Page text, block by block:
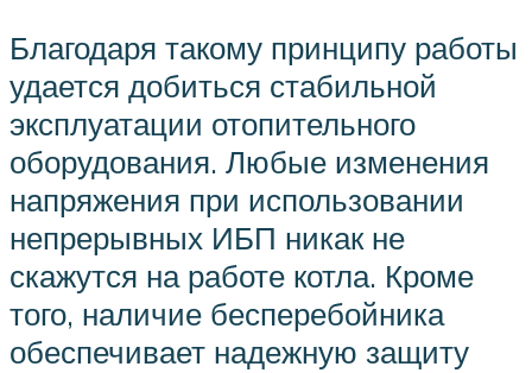
Благодаря такому принципу работы
удается добиться стабильной
эксплуатации отопительного
оборудования. Любые изменения
напряжения при использовании
непрерывных ИБП никак не
скажутся на работе котла. Кроме
того, наличие бесперебойника
обеспечивает надежную защиту